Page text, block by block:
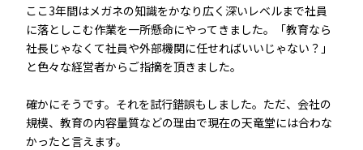
ここ3年間はメガネの知識をかなり広く深いレベルまで社員
に落としこむ作業を一所懸命にやってきました。「教育なら
社長じゃなくて社員や外部機関に任せればいいじゃない？」
と色々な経営者からご指摘を頂きました。
確かにそうです。それを試行錯誤もしました。ただ、会社の
規模、教育の内容量質などの理由で現在の天竜堂には合わな
かったと言えます。